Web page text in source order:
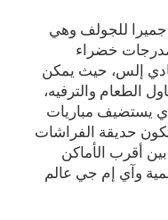
للجولف وهي
خضراء
إلس، حيث يمكن
الطعام والترفيه،
يستضيف مباريات
حديقة الفراشات
أقرب الأماكن
وآي إم جي عالم